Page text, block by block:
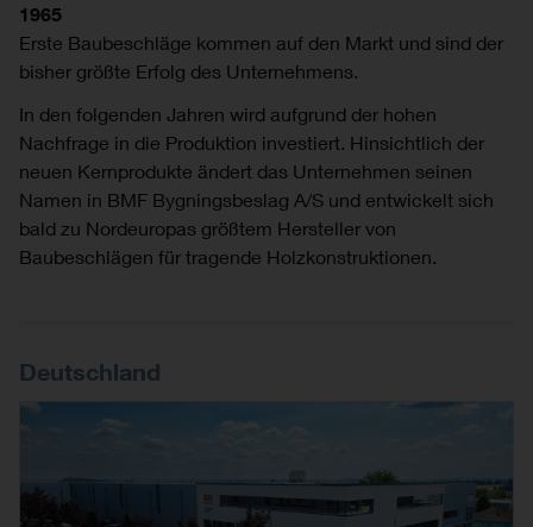
1965
Erste Baubeschläge kommen auf den Markt und sind der
bisher größte Erfolg des Unternehmens.
In den folgenden Jahren wird aufgrund der hohen
Nachfrage in die Produktion investiert. Hinsichtlich der
neuen Kernprodukte ändert das Unternehmen seinen
Namen in BMF Bygningsbeslag A/S und entwickelt sich
bald zu Nordeuropas größtem Hersteller von
Baubeschlägen für tragende Holzkonstruktionen.
Deutschland